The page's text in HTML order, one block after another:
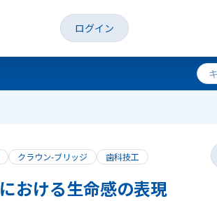
ログイン
クラウン-ブリッジ 歯科技工
おける生命感の表現